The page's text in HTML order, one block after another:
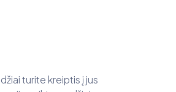
turite kreiptis į jus